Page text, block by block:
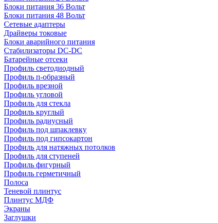
Блоки питания 36 Вольт
Блоки питания 48 Вольт
Сетевые адаптеры
Драйверы токовые
Блоки аварийного питания
Стабилизаторы DC-DC
Батарейные отсеки
Профиль светодиодный
Профиль п-образный
Профиль врезной
Профиль угловой
Профиль для стекла
Профиль круглый
Профиль радиусный
Профиль под шпаклевку
Профиль под гипсокартон
Профиль для натяжных потолков
Профиль для ступеней
Профиль фигурный
Профиль герметичный
Полоса
Теневой плинтус
Плинтус МДФ
Экраны
Заглушки